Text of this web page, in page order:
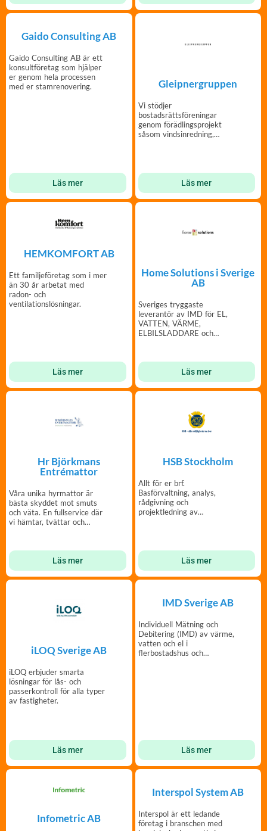
Gaido Consulting AB
Gaido Consulting AB är ett
konsultföretag som hjälper
er genom hela processen
med er stamrenovering.
Läs mer
Gleipnergruppen
Vi stödjer
bostadsrättsföreningar
genom förädlingsprojekt
såsom vindsinredning,
Läs mer
HEMKOMFORT AB
Ett familjeföretag som i mer
än 30 år arbetat med
radon- och
ventilationslösningar.
Läs mer
Home Solutions i Sverige
AB
Sveriges tryggaste
leverantör av IMD för EL,
VATTEN, VÄRME,
ELBILSLADDARE och
Läs mer
Hr Björkmans
Entrémattor
Våra unika hyrmattor är
bästa skyddet mot smuts
och väta. En fullservice där
vi hämtar, tvättar och
Läs mer
HSB Stockholm
Allt för er brf.
Basförvaltning, analys,
rådgivning och
projektledning av
Läs mer
iLOQ Sverige AB
iLOQ erbjuder smarta
lösningar för lås- och
passerkontroll för alla typer
av fastigheter.
Läs mer
IMD Sverige AB
Individuell Mätning och
Debitering (IMD) av värme,
vatten och el i
flerbostadshus och
Läs mer
Infometric AB
Interspol System AB
Interspol är ett ledande
företag i branschen med